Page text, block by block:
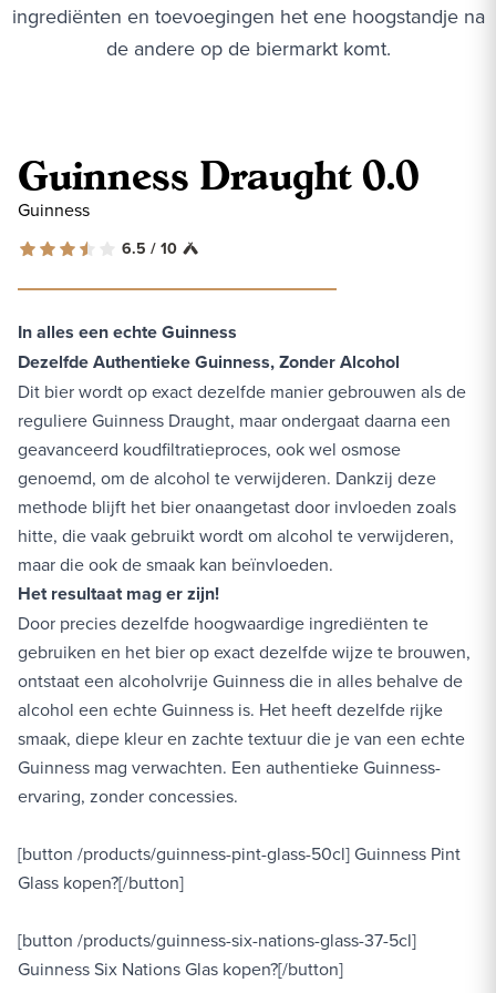
ingrediënten en toevoegingen het ene hoogstandje na
de andere op de biermarkt komt.
Guinness Draught 0.0
Guinness
6.5 / 10
In alles een echte Guinness
Dezelfde Authentieke Guinness, Zonder Alcohol
Dit bier wordt op exact dezelfde manier gebrouwen als de
reguliere Guinness Draught, maar ondergaat daarna een
geavanceerd koudfiltratieproces, ook wel osmose
genoemd, om de alcohol te verwijderen. Dankzij deze
methode blijft het bier onaangetast door invloeden zoals
hitte, die vaak gebruikt wordt om alcohol te verwijderen,
maar die ook de smaak kan beïnvloeden.
Het resultaat mag er zijn!
Door precies dezelfde hoogwaardige ingrediënten te
gebruiken en het bier op exact dezelfde wijze te brouwen,
ontstaat een alcoholvrije Guinness die in alles behalve de
alcohol een echte Guinness is. Het heeft dezelfde rijke
smaak, diepe kleur en zachte textuur die je van een echte
Guinness mag verwachten. Een authentieke Guinness-
ervaring, zonder concessies.
[button /products/guinness-pint-glass-50cl] Guinness Pint
Glass kopen?[/button]
[button /products/guinness-six-nations-glass-37-5cl]
Guinness Six Nations Glas kopen?[/button]